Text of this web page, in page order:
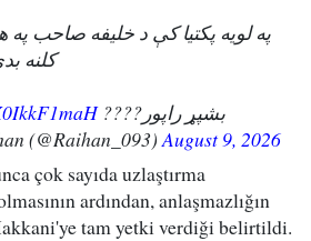
په لویه پکتیا کې د خلیفه صاحب
کلنه
بشپړ راپور????
(@Raihan_093) August 9, 2026
çok sayıda uzlaştırma
ardından, anlaşmazlığın
tam yetki verdiği belirtildi.